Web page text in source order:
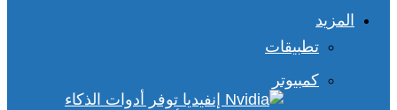
المزيد
تطبيقات
كمبيوتر